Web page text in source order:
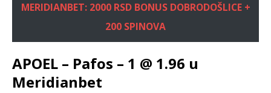
MERIDIANBET: 2000 RSD BONUS DOBRODOŠLICE +
200 SPINOVA
APOEL – Pafos – 1 @ 1.96 u
Meridianbet